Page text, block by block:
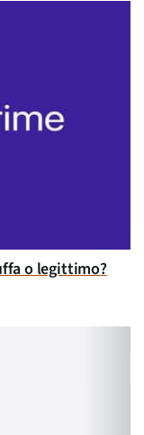
o legittimo?